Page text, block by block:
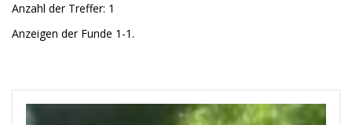
Anzahl der Treffer: 1
Anzeigen der Funde 1-1.